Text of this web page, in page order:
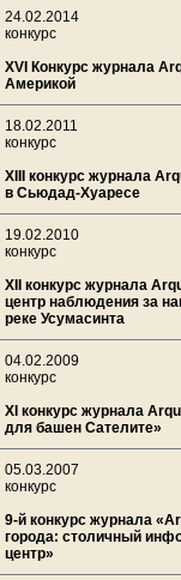
24.02.2014
конкурс
XVI Конкурс журнала
Америкой
18.02.2011
конкурс
XIII конкурс журнала
в Сьюдад-Хуаресе
19.02.2010
конкурс
XII конкурс журнала
центр наблюдения за
реке Усумасинта
04.02.2009
конкурс
XI конкурс журнала
для башен Сателите»
05.03.2007
конкурс
9-й конкурс журнала
города: столичный
центр»